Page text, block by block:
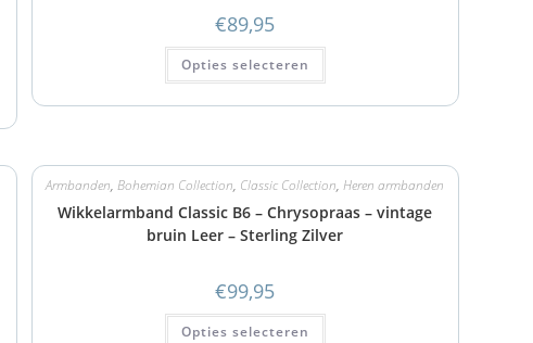
€89,95
Opties selecteren
Armbanden,Bohemian Collection, Classic Collection,Heren armbanden
Wikkelarmband Classic B6 – Chrysopraas – vintage
bruin Leer – Sterling Zilver
€99,95
Opties selecteren